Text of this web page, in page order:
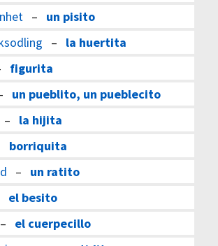
– un pisito
– la huertita
figurita
un pueblito, un pueblecito
la hijita
borriquita
– un ratito
el besito
el cuerpecillo